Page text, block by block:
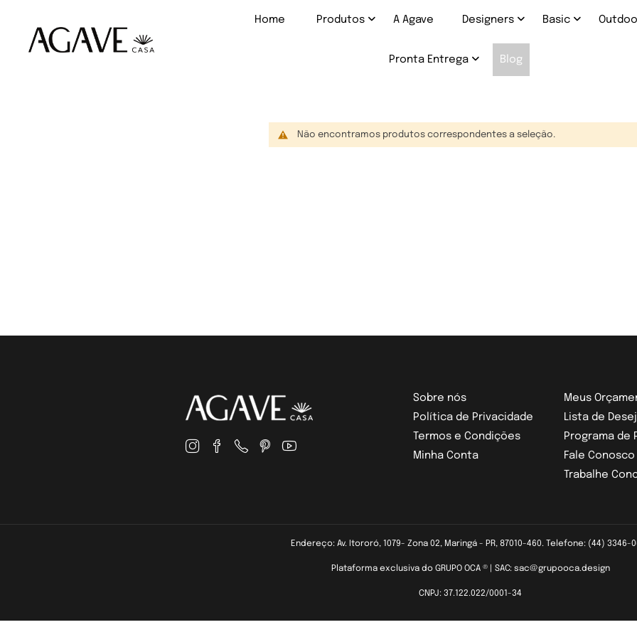
Home Produtos A Agave Designers Basic
Pronta Entrega Blog
Não encontramos produtos correspondentes a seleção.
Sobre nós
Política de Privacidade
Termos e Condições
Minha Conta
Meus
Lista de
Programa de
Fale Conosco
Trabalhe
Endereço: Av. Itororó, 1079- Zona 02, Maringá - PR, 87010-460. Telefone: (44) 3346-
Plataforma exclusiva do GRUPO OCA ® | SAC: sac@grupooca.design
CNPJ: 37.122.022/0001-34